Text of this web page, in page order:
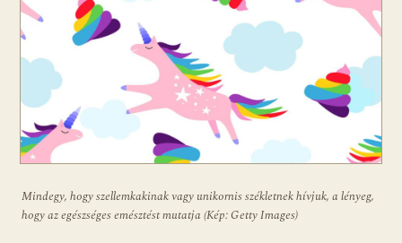
Mindegy, hogy szellemkakinak vagy unikornis székletnek hívjuk, a lényeg,
hogy az egészséges emésztést mutatja (Kép: Getty Images)